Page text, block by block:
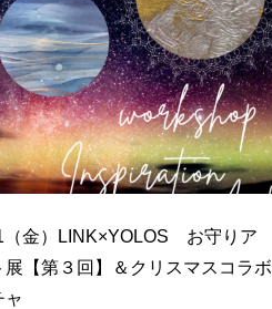
（金）LINK×YOLOS お守りア
展【第３回】＆クリスマスコラボ
ャ